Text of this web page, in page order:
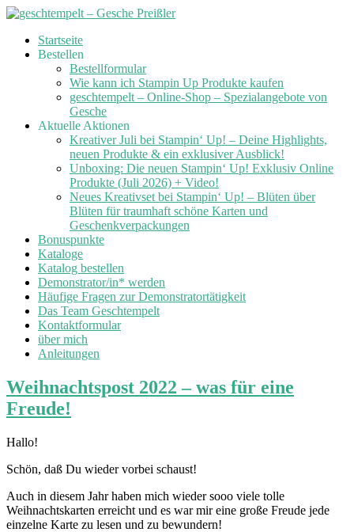
Skip
Startseite
Bestellen
Bestellformular
Wie kann ich Stampin Up Produkte kaufen
geschtempelt – Online-Shop – Spezialangebote von
Gesche
Aktuelle Aktionen
Kreativer Juli bei Stampin‘ Up! – Deine Highlights,
neuen Produkte & ein exklusiver Ausblick!
Unboxing: Die neuen Stampin‘ Up! Exklusiv Online
Produkte (Juli 2026) + Video!
Neues Kreativset bei Stampin‘ Up! – Blüten über
Blüten für traumhaft schöne Karten und
Geschenkverpackungen
Bonuspunkte
Kataloge
Katalog bestellen
Demonstrator/in* werden
Häufige Fragen zur Demonstratortätigkeit
Das Team Geschtempelt
Kontaktformular
über mich
Anleitungen
Weihnachtspost 2022 – was für eine
Freude!
Hallo!
Schön, daß Du wieder vorbei schaust!
Auch in diesem Jahr haben mich wieder sooo viele tolle
Weihnachtskarten erreicht und es war mir eine große Freude jede
einzelne Karte zu lesen und zu bewundern!